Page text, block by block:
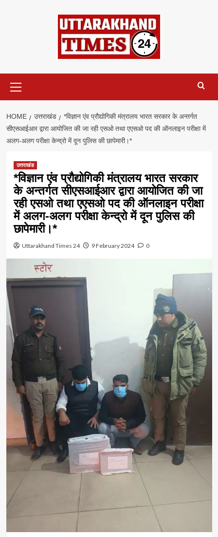
Menu
HOME उत्तराखंड
*विज्ञान एंव प्रौद्योगिकी मंत्रालय भारत सरकार के अन्तर्गत
सीएसआईआर द्वारा आयोजित की जा रही एसओ तथा एएसओ पद की ऑनलाइन परीक्षा में
अलग-अलग परीक्षा केन्द्रो में दून पुलिस की छापेमारी।*
उत्तराखंड
*विज्ञान एंव प्रौद्योगिकी मंत्रालय भारत सरकार
के अन्तर्गत सीएसआईआर द्वारा आयोजित की जा
रही एसओ तथा एएसओ पद की ऑनलाइन परीक्षा
में अलग-अलग परीक्षा केन्द्रो में दून पुलिस की
छापेमारी।*
Uttarakhand Times 24 9 February 2024 0